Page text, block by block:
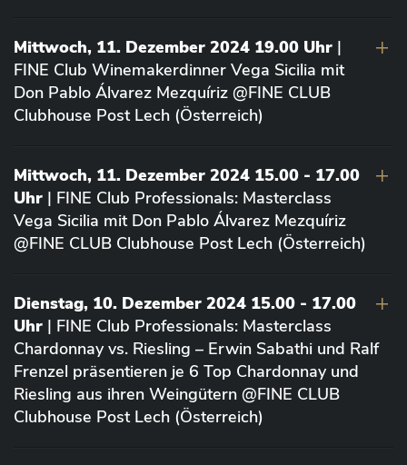
Mittwoch, 11. Dezember 2024 19.00 Uhr |
FINE Club Winemakerdinner Vega Sicilia mit
Don Pablo Álvarez Mezquíriz @FINE CLUB
Clubhouse Post Lech (Österreich)
Mittwoch, 11. Dezember 2024 15.00 - 17.00
Uhr | FINE Club Professionals: Masterclass
Vega Sicilia mit Don Pablo Álvarez Mezquíriz
@FINE CLUB Clubhouse Post Lech (Österreich)
Dienstag, 10. Dezember 2024 15.00 - 17.00
Uhr | FINE Club Professionals: Masterclass
Chardonnay vs. Riesling – Erwin Sabathi und Ralf
Frenzel präsentieren je 6 Top Chardonnay und
Riesling aus ihren Weingütern @FINE CLUB
Clubhouse Post Lech (Österreich)